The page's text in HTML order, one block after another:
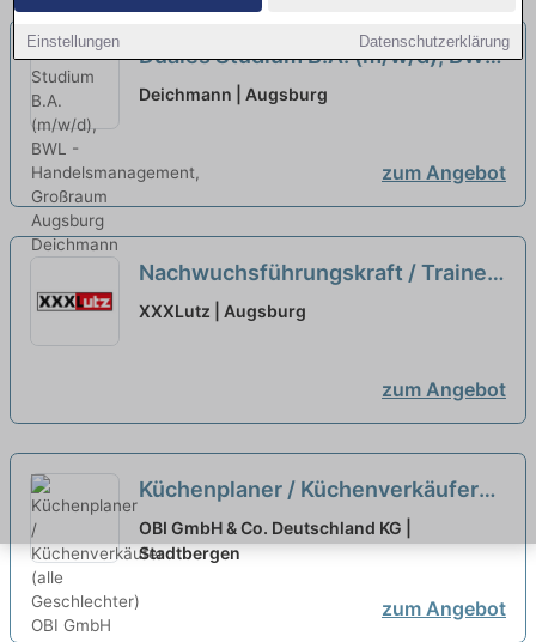
Einstellungen Datenschutzerklärung
Duales Studium B.A. (m/w/d), BWL
- Handelsmanagement, Großraum
Deichmann | Augsburg
zum Angebot
Nachwuchsführungskraft / Trainee
Logistik (m/w/d)
XXXLutz | Augsburg
zum Angebot
Küchenplaner / Küchenverkäufer
(alle Geschlechter) neu
OBI GmbH & Co. Deutschland KG |
Stadtbergen
zum Angebot